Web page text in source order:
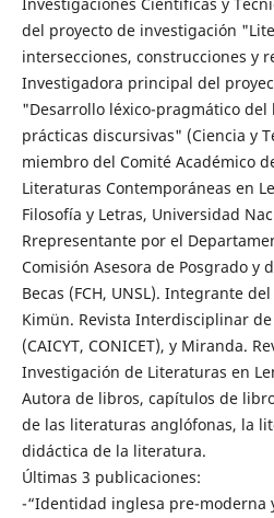
del proyecto de investigación
intersecciones, construcciones y
Investigadora principal del
"Desarrollo léxico-pragmático del
prácticas discursivas" (Ciencia y
miembro del Comité Académico
Literaturas Contemporáneas en
Filosofía y Letras, Universidad
Rrepresentante por el
Comisión Asesora de Posgrado y
Becas (FCH, UNSL). Integrante
Kimün. Revista Interdisciplinar
(CAICYT, CONICET), y Miranda.
Investigación de Literaturas en
Autora de libros, capítulos de
de las literaturas anglófonas, la
didáctica de la literatura.
Últimas 3 publicaciones:
-“Identidad inglesa pre-moderna